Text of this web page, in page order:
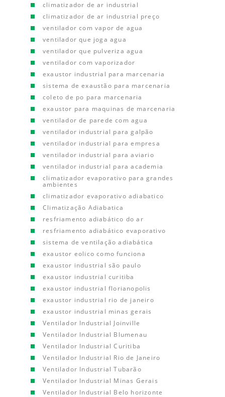
climatizador de ar industrial
climatizador de ar industrial preço
ventilador com vapor de agua
ventilador que joga agua
ventilador que pulveriza agua
ventilador com vaporizador
exaustor industrial para marcenaria
sistema de exaustão para marcenaria
coleto de po para marcenaria
exaustor para maquinas de marcenaria
ventilador de parede com agua
ventilador industrial para galpão
ventilador industrial para empresa
ventilador industrial para aviario
ventilador industrial para academia
climatizador evaporativo para grandes
ambientes
climatizador evaporativo adiabatico
Climatização Adiabatica
resfriamento adiabático do ar
resfriamento adiabático evaporativo
sistema de ventilação adiabática
exaustor eolico como funciona
exaustor industrial são paulo
exaustor industrial curitiba
exaustor industrial florianopolis
exaustor industrial rio de janeiro
exaustor industrial minas gerais
Ventilador Industrial Joinville
Ventilador Industrial Blumenau
Ventilador Industrial Curitiba
Ventilador Industrial Rio de Janeiro
Ventilador Industrial Tubarão
Ventilador Industrial Minas Gerais
Ventilador Industrial Belo horizonte